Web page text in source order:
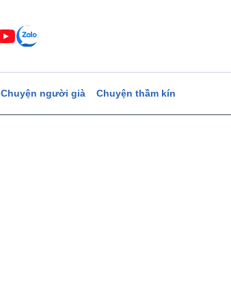
Chuyện người già Chuyện thầm kín